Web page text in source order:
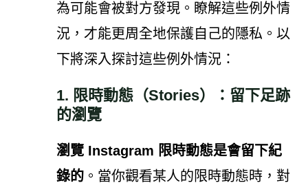
為可能會被對方發現。瞭解這些例外情
況，才能更周全地保護自己的隱私。以
下將深入探討這些例外情況：
1. 限時動態（Stories）：留下足跡
的瀏覽
瀏覽 Instagram 限時動態是會留下紀
錄的。當你觀看某人的限時動態時，對